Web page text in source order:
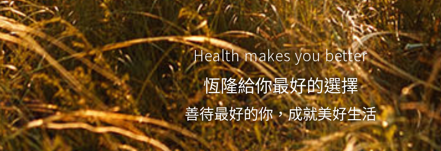
Health makes you better
恆隆給你最好的選擇
善待最好的你，成就美好生活